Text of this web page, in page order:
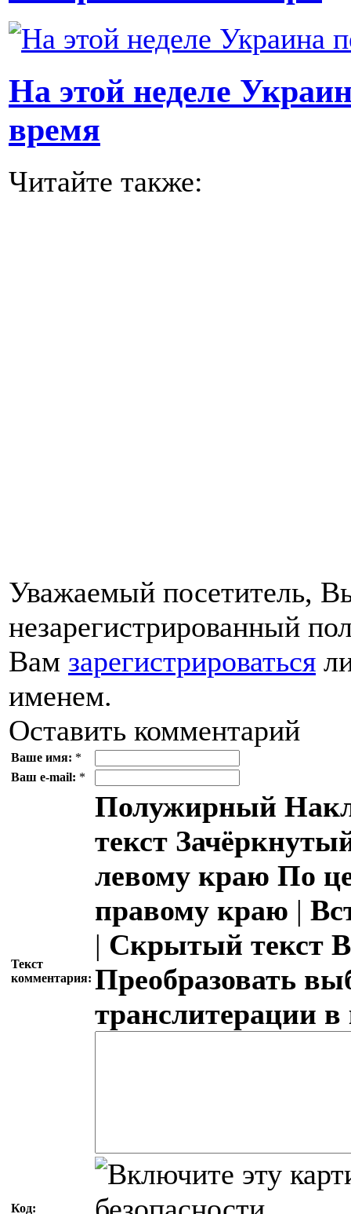
На этой неделе
время
Читайте также:
Уважаемый посетитель,
незарегистрированный
Вам зарегистрироваться
именем.
Оставить комментарий
Ваше имя: *
Ваш e-mail: *
Текст
комментария:
Полужирный
текст
левому краю По
правому краю |
| Скрытый текст
Преобразовать
транслитерации
Код: